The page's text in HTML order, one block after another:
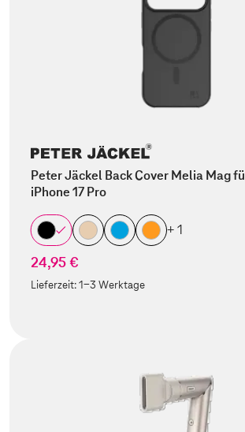
Peter Jäckel Back Cover Melia Mag
iPhone 17 Pro
+ 1
24,95 €
Lieferzeit:1-3 Werktage